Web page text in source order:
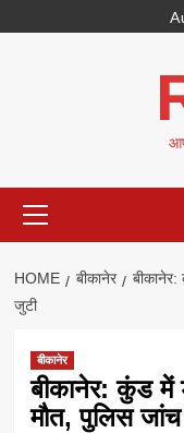
to
Menu
HOME बीकानेर
जुटी
बीकानेर
बीकानेर: कुंड में
मौत, पुलिस